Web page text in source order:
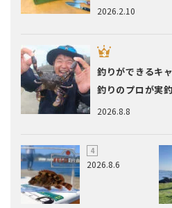
2026.2.10
2026.8.8
釣りができるキ
釣りのプロが実
2026.8.6